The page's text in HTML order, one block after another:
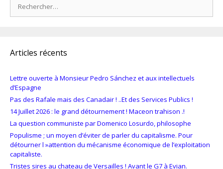
Articles récents
Lettre ouverte à Monsieur Pedro Sánchez et aux intellectuels
d’Espagne
Pas des Rafale mais des Canadair ! ..Et des Services Publics !
14 Juillet 2026 : le grand détournement ! Maceon trahison .!
La question communiste par Domenico Losurdo, philosophe
Populisme ; un moyen d’éviter de parler du capitalisme. Pour
détourner l »attention du mécanisme économique de l’exploitation
capitaliste.
Tristes sires au chateau de Versailles ! Avant le G7 à Evian.